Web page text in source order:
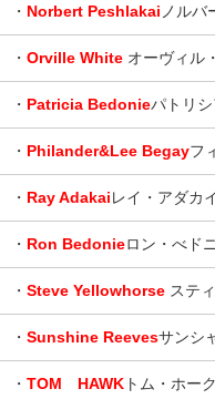
・ Norbert Peshlakai ノルバ
・ Orville White オーヴィル
・ Patricia Bedonieパトリ
・ Philander&Lee Begayフ
・ Ray Adakaiレイ・アダカ
・ Ron Bedonieロン・べド
・ Steve Yellowhorse ステ
・ Sunshine Reevesサンシ
・ TOM HAWK トム・ホーク